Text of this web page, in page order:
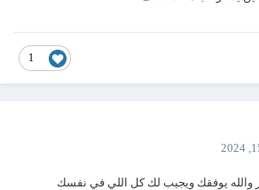
والله يوفقك ويجيب لك كل اللي في نفسك